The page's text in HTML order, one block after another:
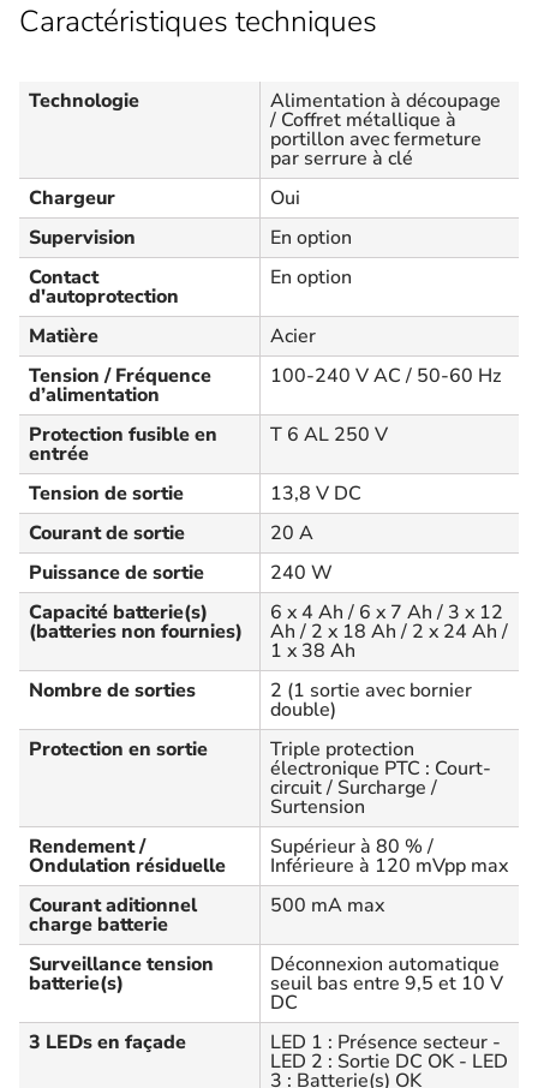
Caractéristiques techniques
Technologie Alimentation à découpage
/ Coffret métallique à
portillon avec fermeture
par serrure à clé
Chargeur
Oui
Supervision
En option
Contact
d'autoprotection
En option
Matière
Acier
Tension / Fréquence
d’alimentation
100-240 V AC / 50-60 Hz
Protection fusible en
entrée
T 6 AL 250 V
Tension de sortie
13,8 V DC
Courant de sortie
20 A
Puissance de sortie
240 W
Capacité batterie(s)
(batteries non fournies)
6 x 4 Ah / 6 x 7 Ah / 3 x 12
Ah / 2 x 18 Ah / 2 x 24 Ah /
1 x 38 Ah
Nombre de sorties
2 (1 sortie avec bornier
double)
Protection en sortie
Triple protection
électronique PTC : Court-
circuit / Surcharge /
Surtension
Rendement /
Ondulation résiduelle
Supérieur à 80 % /
Inférieure à 120 mVpp max
Courant aditionnel
charge batterie
500 mA max
Surveillance tension
batterie(s)
Déconnexion automatique
seuil bas entre 9,5 et 10 V
DC
3 LEDs en façade
LED 1 : Présence secteur -
LED 2 : Sortie DC OK - LED
3 : Batterie(s) OK